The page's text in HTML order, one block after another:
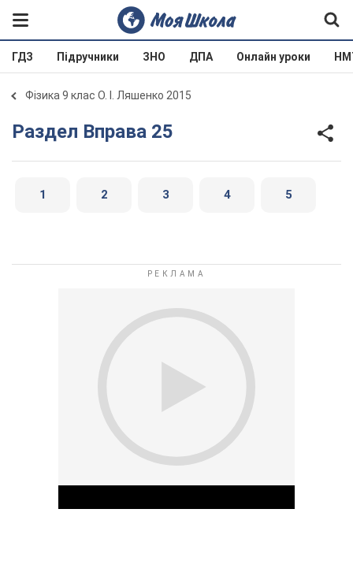
ГДЗ Підручники ЗНО ДПА Онлайн уроки
Фізика 9 клас О. І. Ляшенко 2015
Раздел Вправа 25
1 2 3 4 5